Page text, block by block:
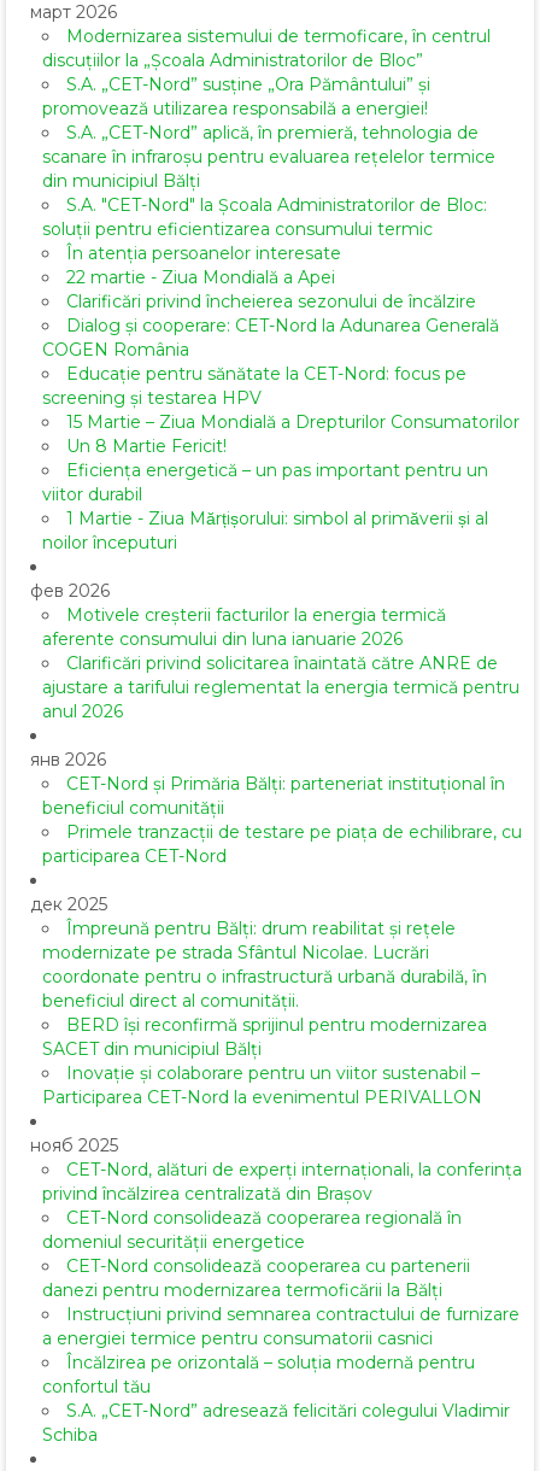
март 2026
Modernizarea sistemului de termoficare, în centrul
discuțiilor la „Școala Administratorilor de Bloc”
S.A. „CET-Nord” susține „Ora Pământului” și
promovează utilizarea responsabilă a energiei!
S.A. „CET-Nord” aplică, în premieră, tehnologia de
scanare în infraroșu pentru evaluarea rețelelor termice
din municipiul Bălți
S.A. "CET-Nord" la Școala Administratorilor de Bloc:
soluții pentru eficientizarea consumului termic
În atenția persoanelor interesate
22 martie - Ziua Mondială a Apei
Clarificări privind încheierea sezonului de încălzire
Dialog și cooperare: CET-Nord la Adunarea Generală
COGEN România
Educație pentru sănătate la CET-Nord: focus pe
screening și testarea HPV
15 Martie – Ziua Mondială a Drepturilor Consumatorilor
Un 8 Martie Fericit!
Eficiența energetică – un pas important pentru un
viitor durabil
1 Martie - Ziua Mărțișorului: simbol al primăverii și al
noilor începuturi
фев 2026
Motivele creșterii facturilor la energia termică
aferente consumului din luna ianuarie 2026
Clarificări privind solicitarea înaintată către ANRE de
ajustare a tarifului reglementat la energia termică pentru
anul 2026
янв 2026
CET-Nord și Primăria Bălți: parteneriat instituțional în
beneficiul comunității
Primele tranzacții de testare pe piața de echilibrare, cu
participarea CET-Nord
дек 2025
Împreună pentru Bălți: drum reabilitat și rețele
modernizate pe strada Sfântul Nicolae. Lucrări
coordonate pentru o infrastructură urbană durabilă, în
beneficiul direct al comunității.
BERD își reconfirmă sprijinul pentru modernizarea
SACET din municipiul Bălți
Inovație și colaborare pentru un viitor sustenabil –
Participarea CET-Nord la evenimentul PERIVALLON
нояб 2025
CET-Nord, alături de experți internaționali, la conferința
privind încălzirea centralizată din Brașov
CET-Nord consolidează cooperarea regională în
domeniul securității energetice
CET-Nord consolidează cooperarea cu partenerii
danezi pentru modernizarea termoficării la Bălți
Instrucțiuni privind semnarea contractului de furnizare
a energiei termice pentru consumatorii casnici
Încălzirea pe orizontală – soluția modernă pentru
confortul tău
S.A. „CET-Nord” adresează felicitări colegului Vladimir
Schiba